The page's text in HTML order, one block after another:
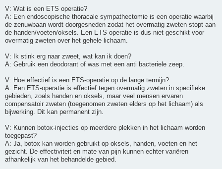
V: Wat is een ETS operatie?
A: Een endoscopische thoracale sympathectomie is een operatie waarbij
de zenuwbaan wordt doorgesneden zodat het overmatig zweten stopt aan
de handen/voeten/oksels. Een ETS operatie is dus niet geschikt voor
overmatig zweten over het gehele lichaam.
V: Ik stink erg naar zweet, wat kan ik doen?
A: Gebruik een deodorant of was met een anti bacteriele zeep.
V: Hoe effectief is een ETS-operatie op de lange termijn?
A: Een ETS-operatie is effectief tegen overmatig zweten in specifieke
gebieden, zoals handen en oksels, maar veel mensen ervaren
compensatoir zweten (toegenomen zweten elders op het lichaam) als
bijwerking. Dit kan permanent zijn.
V: Kunnen botox-injecties op meerdere plekken in het lichaam worden
toegepast?
A: Ja, botox kan worden gebruikt op oksels, handen, voeten en het
gezicht. De effectiviteit en mate van pijn kunnen echter variëren
afhankelijk van het behandelde gebied.